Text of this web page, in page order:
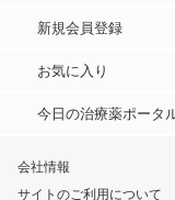
新規会員登録
お気に入り
今日の治療薬ポータ
会社情報
サイトのご利用について